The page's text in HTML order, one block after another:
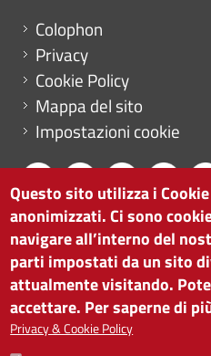
Menu footer
Colophon
Privacy
Cookie Policy
Mappa del sito
Impostazioni cookie
CAMERA DI
via Alto Adige 60 | I-
tel. 0471 945 511 |
Partita IVA:
ISTITUTO PER LA
Questo sito utilizza i
anonimizzati. Ci sono
navigare all’interno del
parti impostati da un sito
attualmente visitando.
accettare. Per saperne di
Privacy & Cookie Policy